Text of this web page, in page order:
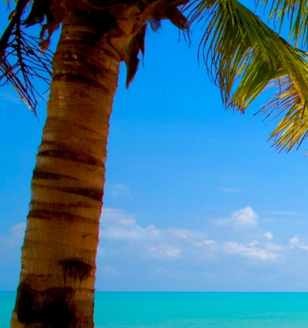
Elérhetőségek
Dr. Göllner
2081
e-mail:
telefonszám:
2081
e-mail:
telefonszám:
adószám: